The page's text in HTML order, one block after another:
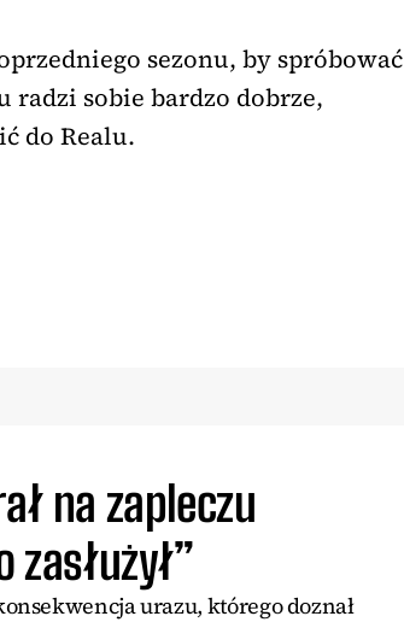
sezonu, by spróbować
radzi sobie bardzo dobrze,
do Realu.
na zapleczu
zasłużył”
urazu, którego doznał